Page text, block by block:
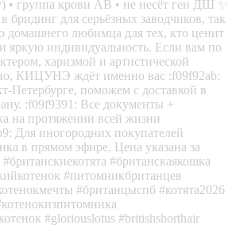
• группа крови АВ • не несёт ген ДШ ✨
бридинг для серьёзных заводчиков, так
домашнего любимца для тех, кто ценит
яркую индивидуальность. Если вам по
харизмой и артистической
КИЦУНЭ ждёт именно вас :f09f92ab:
Петербурге, поможем с доставкой в
:f09f9391: Все документы +
на протяжении всей жизни
Для иногородних покупателей
в прямом эфире. Цена указана за
#британскаякошка
#питомникбританцев
#британцыспб #котята2026
#gloriouslotus #britishshorthair